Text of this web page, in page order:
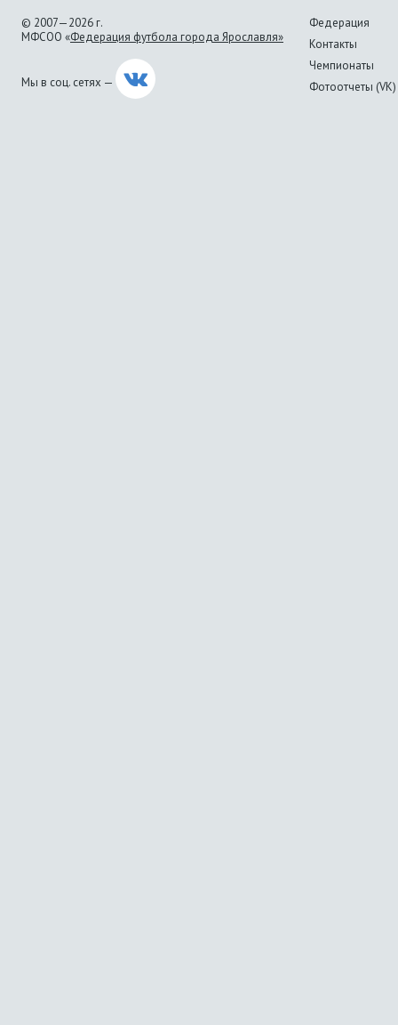
© 2007—2026 г.
МФСОО «Федерация футбола города Ярославля»
Мы в соц. сетях —
Федерация
Контакты
Чемпионаты
Фотоотчеты (VK)